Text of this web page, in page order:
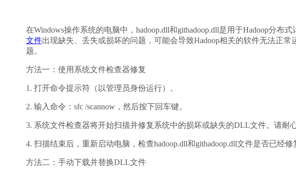
在Windows操作系统的电脑中，hadoop.dll和githadoop.dll是用于Hadoop分布
文件出现缺失、丢失或损坏的问题，可能会导致Hadoop相关的软件无法正
题。
方法一：使用系统文件检查器修复
1. 打开命令提示符（以管理员身份运行）。
2. 输入命令：sfc /scannow，然后按下回车键。
3. 系统文件检查器将开始扫描并修复系统中的损坏或缺失的DLL文件。请耐
4. 扫描结束后，重新启动电脑，检查hadoop.dll和githadoop.dll文件是否已经修
方法二：手动下载并替换DLL文件